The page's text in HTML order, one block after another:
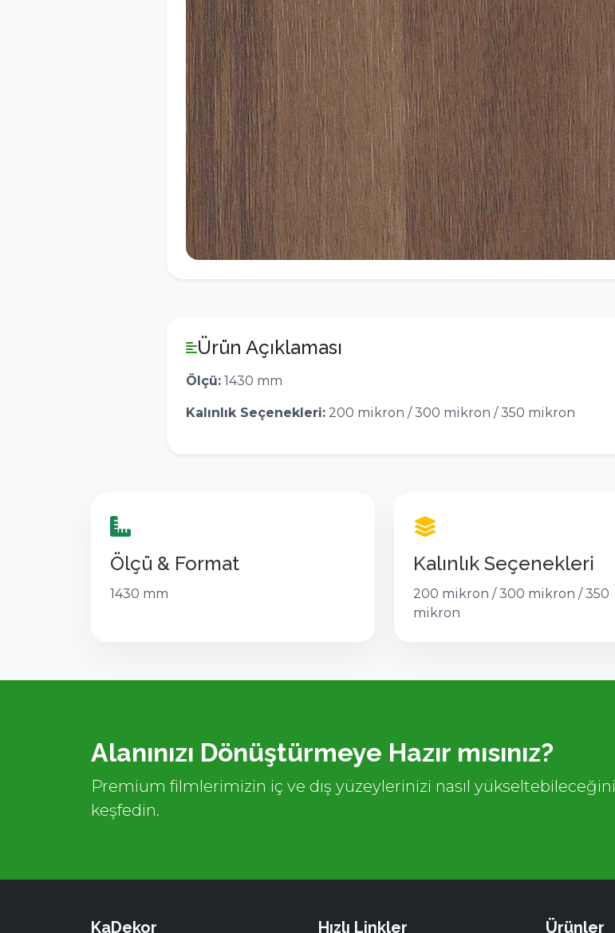
Ürün Açıklaması
Ölçü: 1430 mm
Kalınlık Seçenekleri: 200 mikron / 300 mikron / 350 mikron
Ölçü & Format
1430 mm
Kalınlık Seçenekleri
200 mikron / 300 mikron / 350
mikron
Alanınızı Dönüştürmeye Hazır mısınız?
Premium filmlerimizin iç ve dış yüzeylerinizi nasıl yükseltebileceğini
keşfedin.
KaDekor Hızlı Linkler Ürünler